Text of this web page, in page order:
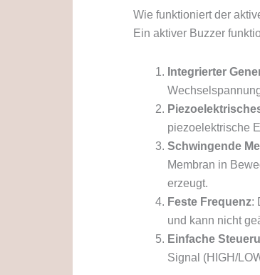
Wie funktioniert der
Ein aktiver Buzzer
Integrierter
piezoelektrische
Schwingende
Membran in
erzeugt.
Feste Frequenz:
und kann nicht
Einfache
Signal (HIGH/